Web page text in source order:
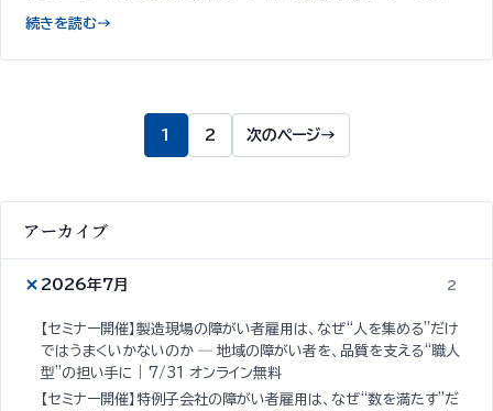
全体像を一覧でご確認いただけます。
続きを読む→
1 2 次のページ→
アーカイブ
2026年7月 2
【セミナー開催】製造現場の障がい者雇用は、なぜ“人を集める”だけ
ではうまくいかないのか ─ 地域の障がい者を、品質を支える“職人
型”の担い手に｜7/31 オンライン無料
【セミナー開催】特例子会社の障がい者雇用は、なぜ“数を満たす”だ